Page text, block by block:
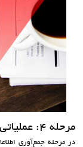
مرحله 4: عملياتي ميداني و جمع‌آوري داده‌ها (Data Collection):
در مرحله جمع‌آوری